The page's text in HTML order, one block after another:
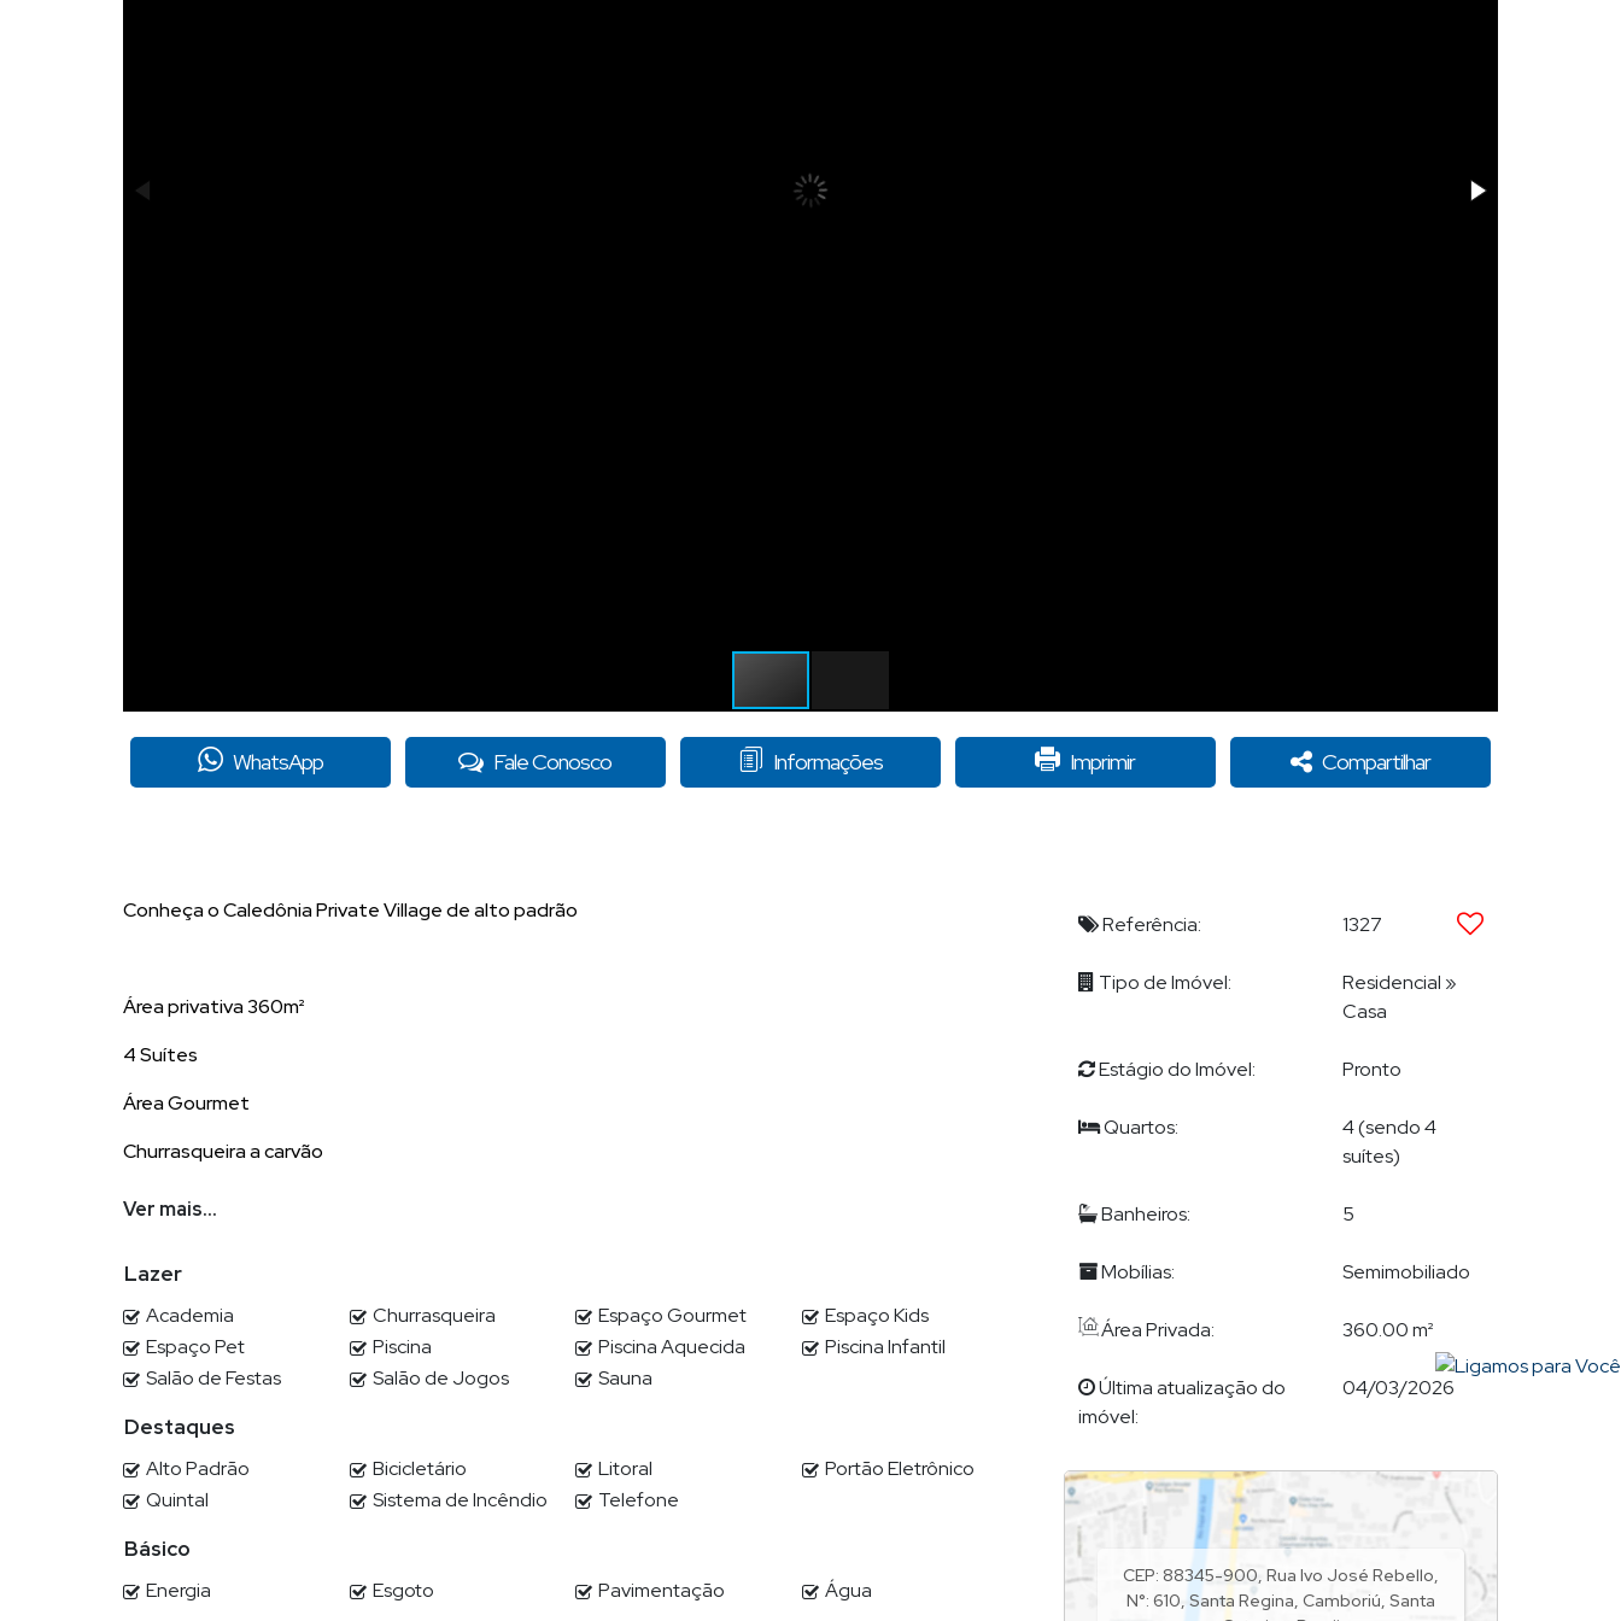
WhatsApp Fale Conosco Informações Imprimir Compartilhar
Conheça o Caledônia Private Village de alto padrão
Área privativa 360m²
4 Suítes
Área Gourmet
Churrasqueira a carvão
Lareira
Mobiliada, equipada e decorada
POR QUE ESCOLHER DEMIAN?
Ver mais...
Lazer
Academia Churrasqueira Espaço Gourmet
Espaço Kids
Espaço Pet
Piscina Piscina Aquecida
Piscina Infantil
Salão de Festas
Salão de Jogos Sauna
Destaques
Alto Padrão Bicicletário Litoral
Portão Eletrônico
Quintal
Sistema de Incêndio Telefone
Básico
Energia Esgoto Pavimentação Água
Referência: 1327
Tipo de Imóvel: Residencial »
Casa
Estágio do Imóvel: Pronto
Quartos:
4 (sendo 4
suítes)
Banheiros: 5
Mobílias: Semimobiliado
Área Privada: 360.00 m²
Última atualização do
imóvel:
04/03/2026
CEP: 88345-900, Rua Ivo José Rebello,
N°: 610, Santa Regina, Camboriú, Santa